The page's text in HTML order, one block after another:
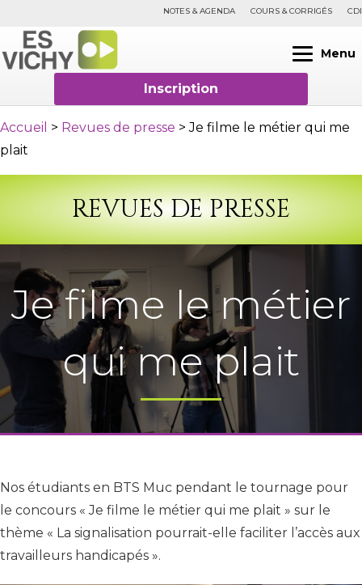
NOTES & AGENDA COURS & CORRIGÉS CDI
Menu
Inscription
Accueil > Revues de presse >Je filme le métier qui me
plait
REVUES DE PRESSE
Je filme le métier
qui me plait
Nos étudiants en BTS Muc pendant le tournage pour
le concours « Je filme le métier qui me plait » sur le
thème « La signalisation pourrait-elle faciliter l’accès aux
travailleurs handicapés ».